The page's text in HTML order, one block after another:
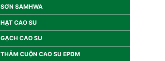
SƠN SAMHWA
HẠT CAO SU
GẠCH CAO SU
THẢM CUỘN CAO SU EPDM